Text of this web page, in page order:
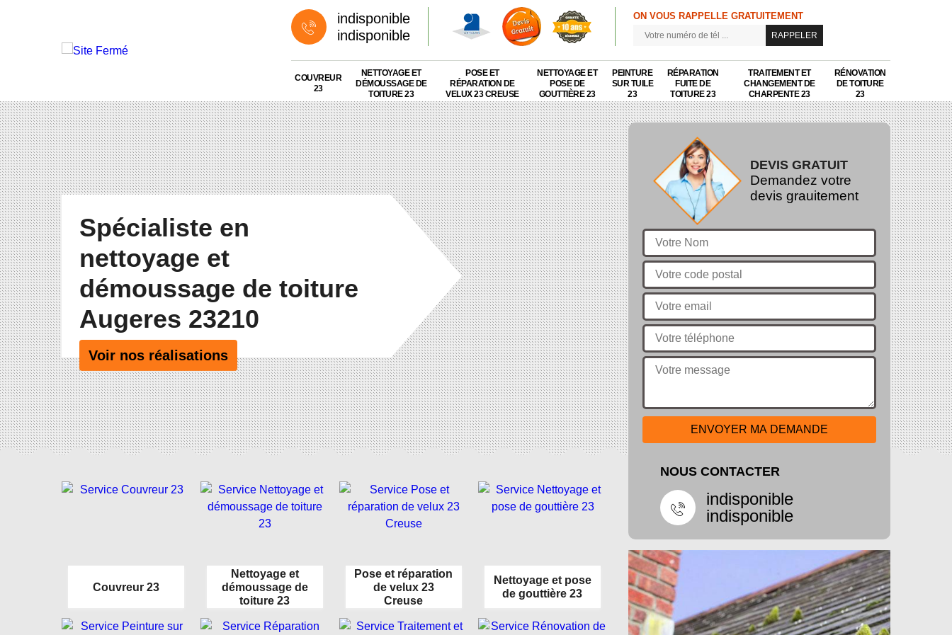
indisponible
indisponible
ON VOUS RAPPELLE GRATUITEMENT
COUVREUR
23
NETTOYAGE ET
DÉMOUSSAGE DE
TOITURE 23
POSE ET
RÉPARATION DE
VELUX 23 CREUSE
NETTOYAGE ET
POSE DE
GOUTTIÈRE 23
PEINTURE
SUR TUILE
23
RÉPARATION
FUITE DE
TOITURE 23
TRAITEMENT ET
CHANGEMENT DE
CHARPENTE 23
RÉNOVATION
DE TOITURE
23
Spécialiste en
nettoyage et
démoussage de toiture
Augeres 23210
Voir nos réalisations
Couvreur 23
Nettoyage et
démoussage de
toiture 23
Pose et réparation
de velux 23
Creuse
Nettoyage et pose
de gouttière 23
DEVIS GRATUIT
Demandez votre
devis grauitement
NOUS CONTACTER
indisponible
indisponible